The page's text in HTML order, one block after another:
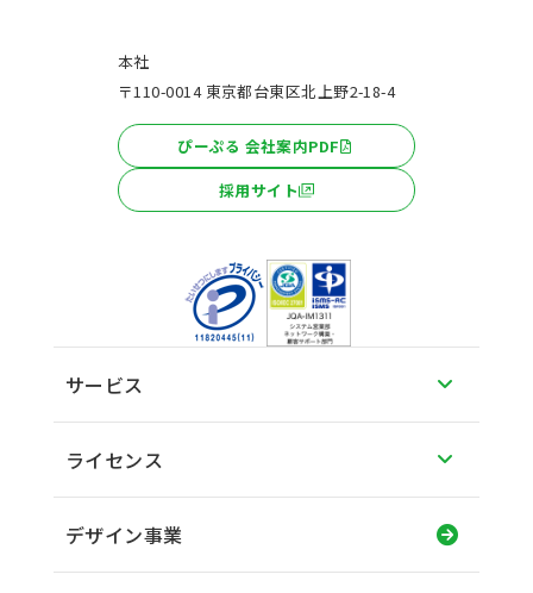
本社
〒110-0014 東京都台東区北上野2-18-4
ぴーぷる 会社案内PDF
採用サイト
サービス
ライセンス
デザイン事業